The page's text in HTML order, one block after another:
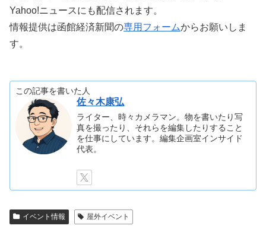
Yahoo!ニュースにも配信されます。
情報提供は函館経済新聞の専用フォームからお願いしま
す。
この記事を書いた人
佐々木康弘
ライター、時々カメラマン。物を書いたり写
真を撮ったり、それらを編集したりすること
を仕事にしています。編集企画室インサイド
代表。
イベント情報 屋外イベント